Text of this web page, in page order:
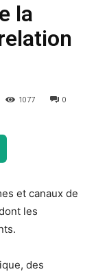
la
1077 0
et canaux de
les
des